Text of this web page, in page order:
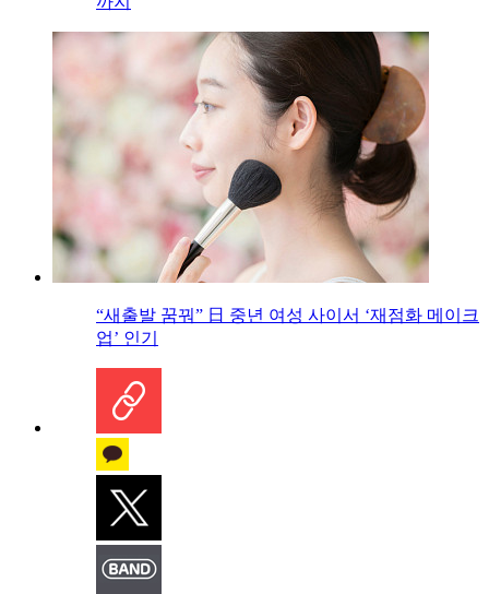
“새출발 꿈꿔” 日 중년 여성 사이서 ‘재점화 메이크
업’ 인기